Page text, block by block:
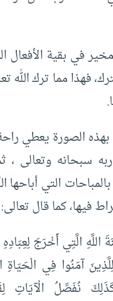
في بقية الأفعال
فهذا مما ترك الله
بهذه الصورة يعطي
سبحانه وتعالى ،
التي أباحها
فيها، كما قال تعالى:
الَّتِي أَخْرَجَ
آمَنُوا فِي الْحَيَاةِ
نُفَصِّلُ الْآيَاتِ